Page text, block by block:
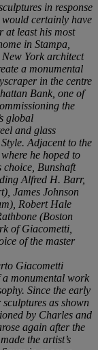
in response
certainly have
at least his most
in Stampa,
York architect
a monumental
in the centre
Bank, one of
the
global
and glass
Adjacent to the
he hoped to
choice, Bunshaft
Alfred H. Barr,
James Johnson
Robert Hale
(Boston
of Giacometti,
of the master
Giacometti
a monumental work
Since the early
as shown
by Charles and
again after the
the artist’s